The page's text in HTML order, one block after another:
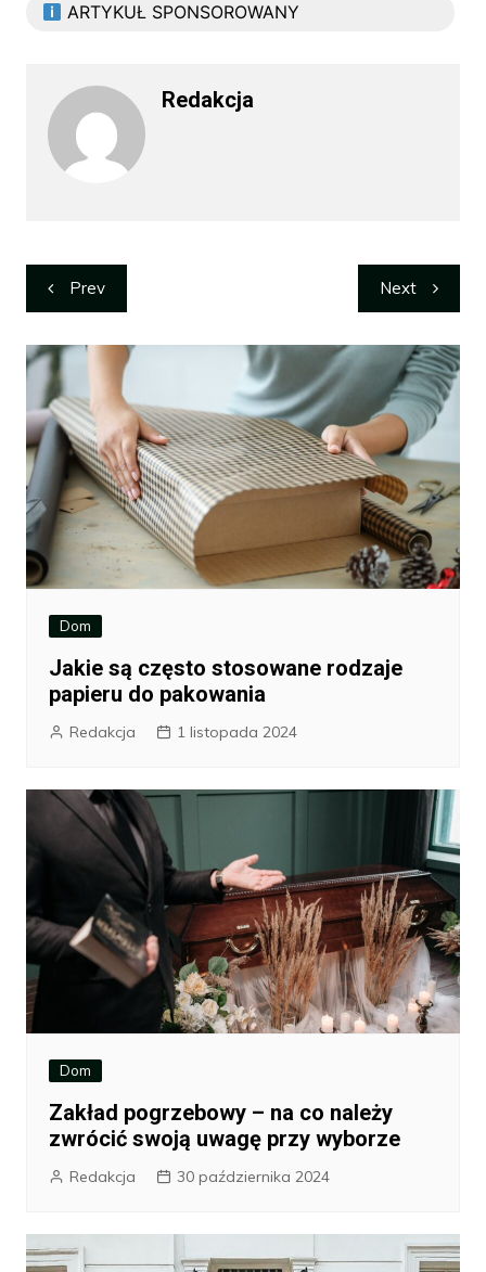
ARTYKUŁ SPONSOROWANY
Redakcja
Nawigacja
wpisu
Prev Next
Dom
Jakie są często stosowane rodzaje
papieru do pakowania
Redakcja 1 listopada 2024
Dom
Zakład pogrzebowy – na co należy
zwrócić swoją uwagę przy wyborze
Redakcja 30 października 2024